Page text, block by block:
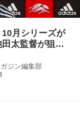
10月シリーズが
太監督が狙う
ロスアタッ
ジン編集部